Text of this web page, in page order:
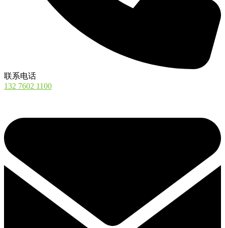
联系电话
132 7602 1100